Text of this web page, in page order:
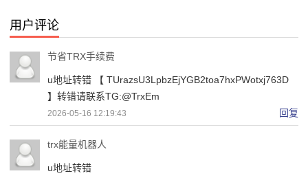
用户评论
节省TRX手续费
u地址转错 【 TUrazsU3LpbzEjYGB2toa7hxPWotxj763D
】转错请联系TG:@TrxEm
2026-05-16 12:19:43 回复
trx能量机器人
u地址转错